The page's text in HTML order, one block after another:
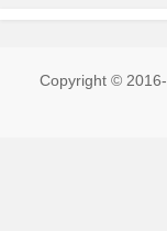
Copyright ©